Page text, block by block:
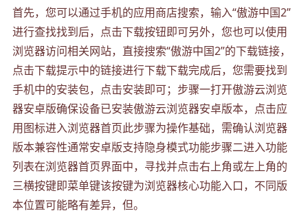
首先，您可以通过手机的应用商店搜索，输入“傲游中国2”
进行查找找到后，点击下载按钮即可另外，您也可以使用
浏览器访问相关网站，直接搜索“傲游中国2”的下载链接，
点击下载提示中的链接进行下载下载完成后，您需要找到
手机中的安装包，点击安装即可；步骤一打开傲游云浏览
器安卓版确保设备已安装傲游云浏览器安卓版本，点击应
用图标进入浏览器首页此步骤为操作基础，需确认浏览器
版本兼容性通常安卓版支持隐身模式功能步骤二进入功能
列表在浏览器首页界面中，寻找并点击右上角或左上角的
三横按键即菜单键该按键为浏览器核心功能入口，不同版
本位置可能略有差异，但。